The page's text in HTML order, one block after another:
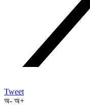
Tweet
অ- অ+